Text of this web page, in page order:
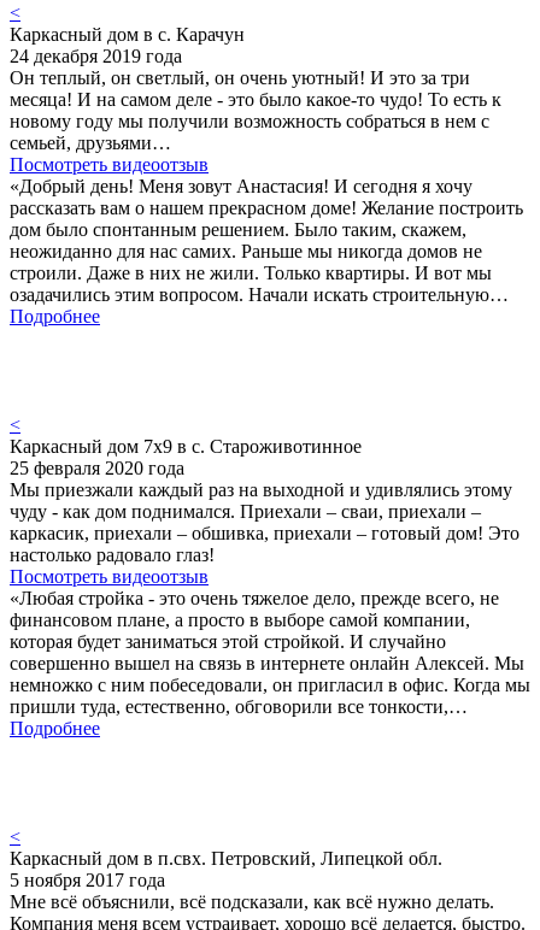
<
Каркасный дом в с. Карачун
24 декабря 2019 года
Он теплый, он светлый, он очень уютный! И это за три
месяца! И на самом деле - это было какое-то чудо! То есть к
новому году мы получили возможность собраться в нем с
семьей, друзьями…
Посмотреть видеоотзыв
«Добрый день! Меня зовут Анастасия! И сегодня я хочу
рассказать вам о нашем прекрасном доме! Желание построить
дом было спонтанным решением. Было таким, скажем,
неожиданно для нас самих. Раньше мы никогда домов не
строили. Даже в них не жили. Только квартиры. И вот мы
озадачились этим вопросом. Начали искать строительную…
Подробнее
<
Каркасный дом 7х9 в с. Староживотинное
25 февраля 2020 года
Мы приезжали каждый раз на выходной и удивлялись этому
чуду - как дом поднимался. Приехали – сваи, приехали –
каркасик, приехали – обшивка, приехали – готовый дом! Это
настолько радовало глаз!
Посмотреть видеоотзыв
«Любая стройка - это очень тяжелое дело, прежде всего, не
финансовом плане, а просто в выборе самой компании,
которая будет заниматься этой стройкой. И случайно
совершенно вышел на связь в интернете онлайн Алексей. Мы
немножко с ним побеседовали, он пригласил в офис. Когда мы
пришли туда, естественно, обговорили все тонкости,…
Подробнее
<
Каркасный дом в п.свх. Петровский, Липецкой обл.
5 ноября 2017 года
Мне всё объяснили, всё подсказали, как всё нужно делать.
Компания меня всем устраивает, хорошо всё делается, быстро.